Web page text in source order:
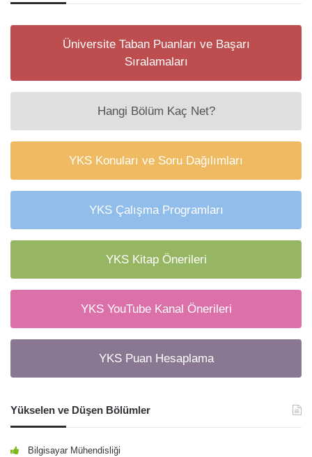
Üniversite Taban Puanları ve Başarı
Sıralamaları
Hangi Bölüm Kaç Net?
YKS Konuları ve Soru Dağılımları
YKS Çalışma Programları
YKS Kitap Önerileri
YKS YouTube Kanal Önerileri
YKS Puan Hesaplama
Yükselen ve Düşen Bölümler
Bilgisayar Mühendisliği